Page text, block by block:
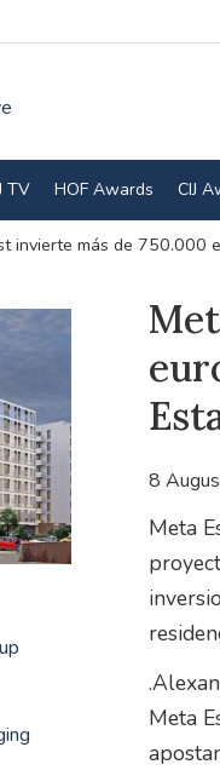
TV HOF Awards CIJ
invierte más de 750.000
8
Meta
Meta